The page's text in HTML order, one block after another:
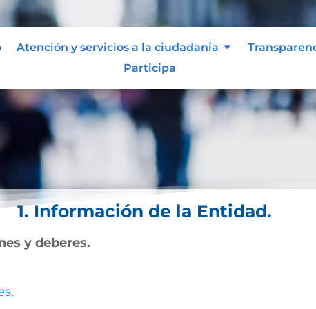
Atención y servicios a la ciudadanía
Participa
1. Información de la Entidad.
y deberes.